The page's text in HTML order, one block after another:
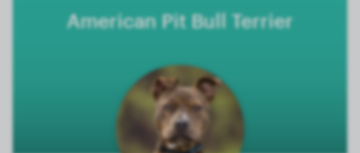
American Pit Bull Terrier